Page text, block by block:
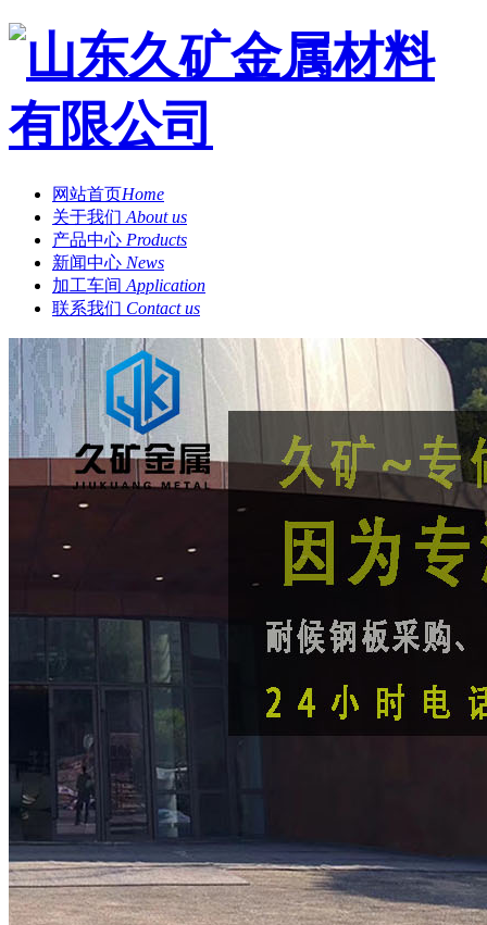
网站首页Home
关于我们 About us
产品中心 Products
新闻中心 News
加工车间 Application
联系我们 Contact us